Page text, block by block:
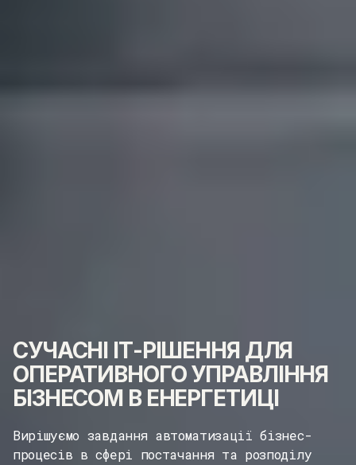
СУЧАСНІ ІТ-РІШЕННЯ ДЛЯ
ОПЕРАТИВНОГО УПРАВЛІННЯ
БІЗНЕСОМ В ЕНЕРГЕТИЦІ
Вирішуємо завдання автоматизації бізнес-
процесів в сфері постачання та розподілу